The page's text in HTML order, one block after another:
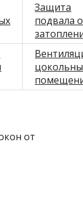
Защита
подвала
от